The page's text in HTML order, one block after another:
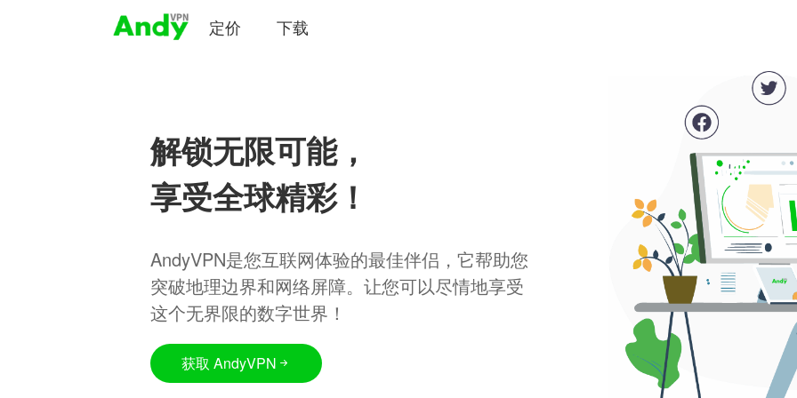
定价 下载
解锁无限可能，
享受全球精彩！
AndyVPN是您互联网体验的最佳伴侣，它帮助您
突破地理边界和网络屏障。让您可以尽情地享受
这个无界限的数字世界！
获取 AndyVPN